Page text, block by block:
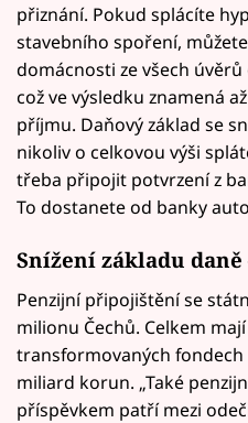
přiznání. Pokud splácíte
stavebního spoření,
domácnosti ze všech
což ve výsledku znamená
příjmu. Daňový základ se
nikoliv o celkovou výši
třeba připojit potvrzení z
To dostanete od banky
Snížení základu
Penzijní připojištění se
milionu Čechů. Celkem
transformovaných
miliard korun. „Také
příspěvkem patří mezi